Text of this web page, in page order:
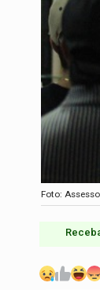
Foto: